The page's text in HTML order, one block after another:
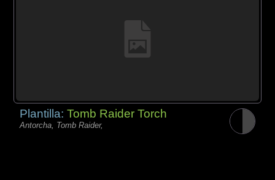
Plantilla:Tomb Raider Torch
Antorcha, Tomb Raider,